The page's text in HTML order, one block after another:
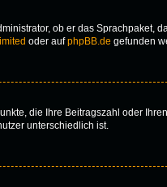
ob er das Sprachpaket,
oder aufphpBB.de gefunden
die Ihre Beitragszahl oder
unterschiedlich ist.